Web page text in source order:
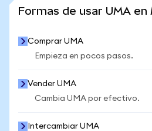
Formas de usar UMA en
Comprar UMA
Empieza en pocos pasos.
Vender UMA
Cambia UMA por efectivo.
Intercambiar UMA